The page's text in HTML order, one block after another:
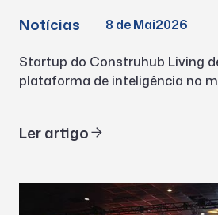
Notícias 8 de Mai2026
Startup do Construhub Living
plataforma de inteligência no
Ler artigo